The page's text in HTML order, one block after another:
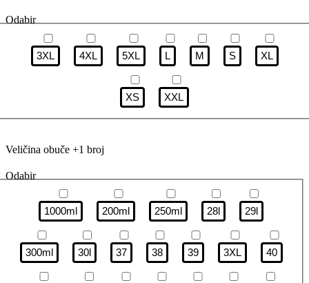
Odabir
3XL 4XL 5XL L M S XL
XS XXL
Veličina obuče +1 broj
Odabir
1000ml 200ml 250ml 28l 29l
300ml 30l 37 38 39 3XL 40